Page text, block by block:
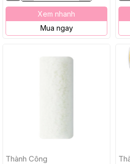
Xem nhanh
Mua ngay
Thành Công